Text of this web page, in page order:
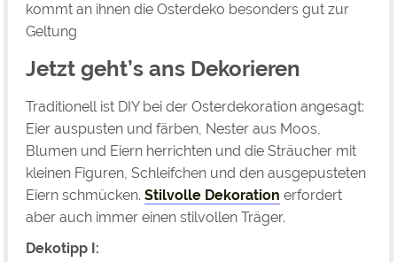
kommt an ihnen die Osterdeko besonders gut zur
Geltung
Jetzt geht’s ans Dekorieren
Traditionell ist DIY bei der Osterdekoration angesagt:
Eier auspusten und färben, Nester aus Moos,
Blumen und Eiern herrichten und die Sträucher mit
kleinen Figuren, Schleifchen und den ausgepusteten
Eiern schmücken. Stilvolle Dekoration erfordert
aber auch immer einen stilvollen Träger.
Dekotipp I: